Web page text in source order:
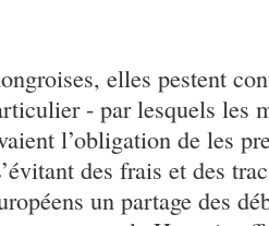
elles pestent
- par lesquels les
l’obligation de les
des frais et des
un partage des